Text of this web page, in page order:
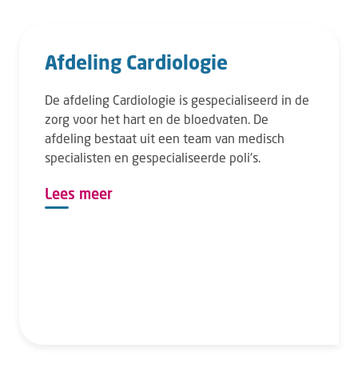
Afdeling Cardiologie
De afdeling Cardiologie is gespecialiseerd in de
zorg voor het hart en de bloedvaten. De
afdeling bestaat uit een team van medisch
specialisten en gespecialiseerde poli's.
Lees meer